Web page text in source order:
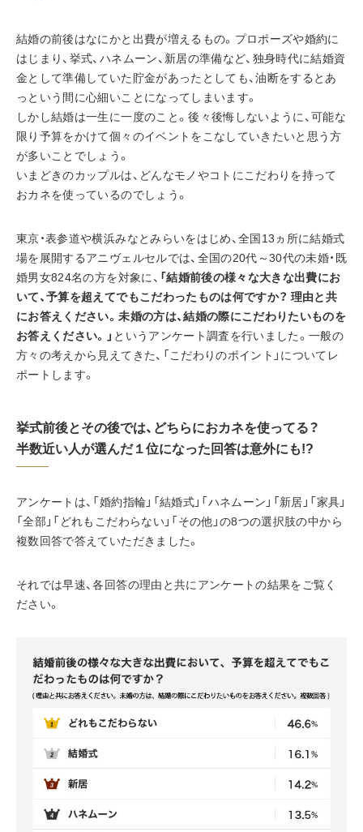
結婚の前後はなにかと出費が増えるもの。プロポーズや婚約に
はじまり、挙式、ハネムーン、新居の準備など、独身時代に結婚資
金として準備していた貯金があったとしても、油断をするとあ
っという間に心細いことになってしまいます。
しかし結婚は一生に一度のこと。後々後悔しないように、可能な
限り予算をかけて個々のイベントをこなしていきたいと思う方
が多いことでしょう。
いまどきのカップルは、どんなモノやコトにこだわりを持って
おカネを使っているのでしょう。
東京・表参道や横浜みなとみらいをはじめ、全国13ヵ所に結婚式
場を展開するアニヴェルセルでは、全国の20代～30代の未婚・既
婚男女824名の方を対象に、 「結婚前後の様々な大きな出費にお
いて、予算を超えてでもこだわったものは何ですか？ 理由と共
にお答えください。未婚の方は、結婚の際にこだわりたいものを
お答えください。」 というアンケート調査を行いました。一般の
方々の考えから見えてきた、「こだわりのポイント」についてレ
ポートします。
挙式前後とその後では、どちらにおカネを使ってる？
半数近い人が選んだ１位になった回答は意外にも!?
アンケートは、「婚約指輪」「結婚式」「ハネムーン」「新居」「家具」
「全部」「どれもこだわらない」「その他」の8つの選択肢の中から
複数回答で答えていただきました。
それでは早速、各回答の理由と共にアンケートの結果をご覧く
ださい。